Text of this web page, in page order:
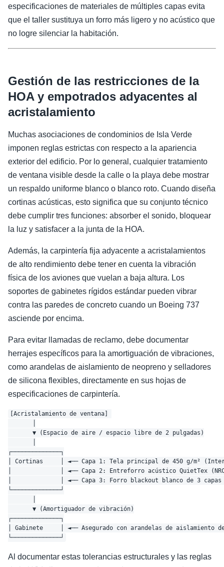
especificaciones de materiales de múltiples capas evita
que el taller sustituya un forro más ligero y no acústico que
no logre silenciar la habitación.
Gestión de las restricciones de la
HOA y empotrados adyacentes al
acristalamiento
Muchas asociaciones de condominios de Isla Verde
imponen reglas estrictas con respecto a la apariencia
exterior del edificio. Por lo general, cualquier tratamiento
de ventana visible desde la calle o la playa debe mostrar
un respaldo uniforme blanco o blanco roto. Cuando diseña
cortinas acústicas, esto significa que su conjunto técnico
debe cumplir tres funciones: absorber el sonido, bloquear
la luz y satisfacer a la junta de la HOA.
Además, la carpintería fija adyacente a acristalamientos
de alto rendimiento debe tener en cuenta la vibración
física de los aviones que vuelan a baja altura. Los
soportes de gabinetes rígidos estándar pueden vibrar
contra las paredes de concreto cuando un Boeing 737
asciende por encima.
Para evitar llamadas de reclamo, debe documentar
herrajes específicos para la amortiguación de vibraciones,
como arandelas de aislamiento de neopreno y selladores
de silicona flexibles, directamente en sus hojas de
especificaciones de carpintería.
[Acristalamiento de ventana]
       ▼ (Espacio de aire / espacio libre de 2 pulgadas)
┌──────────────┐
│ Cortinas     │ ◄── Capa 1: Tela principal de 450 g/m²
│              │ ◄── Capa 2: Entreforro acústico QuietTex
│              │ ◄── Capa 3: Forro blackout blanco de 3 capas
└──────────────┘
       ▼ (Amortiguador de vibración)
┌──────────────┐
│ Gabinete     │ ◄── Asegurado con arandelas de aislamiento
Al documentar estas tolerancias estructurales y las reglas